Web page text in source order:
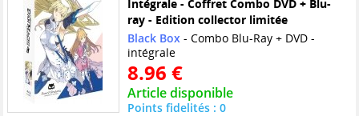
Intégrale - Coffret Combo DVD + Blu-
ray - Edition collector limitée
Black Box - Combo Blu-Ray + DVD -
intégrale
8.96 €
Article disponible
Points fidelités : 0